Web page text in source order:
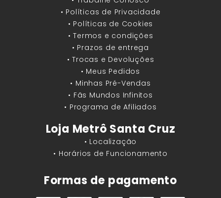
• Políticas de Privacidade
• Políticas de Cookies
• Termos e condições
• Prazos de entrega
• Trocas e Devoluções
• Meus Pedidos
• Minhas Pré-Vendas
• Fãs Mundos Infinitos
• Programa de Afiliados
Loja Metrô Santa Cruz
• Localização
• Horários de Funcionamento
Formas de pagamento